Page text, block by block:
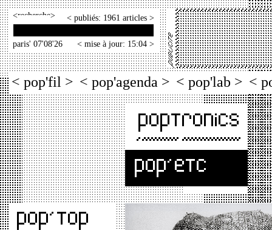
< > < publiés: 1961 articles >
paris' 07'08'26 < mise à jour: 15:04 >
< pop'fil > < pop'agenda > < pop'lab > <